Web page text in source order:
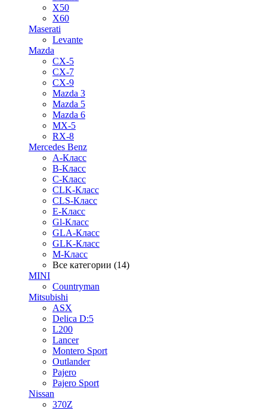
X50
X60
Maserati
Levante
Mazda
CX-5
CX-7
CX-9
Mazda 3
Mazda 5
Mazda 6
MX-5
RX-8
Mercedes Benz
A-Класс
B-Класс
C-Класс
CLK-Класс
CLS-Класс
E-Класс
Gl-Класс
GLA-Класс
GLK-Класс
M-Класс
Все категории (14)
MINI
Countryman
Mitsubishi
ASX
Delica D:5
L200
Lancer
Montero Sport
Outlander
Pajero
Pajero Sport
Nissan
370Z